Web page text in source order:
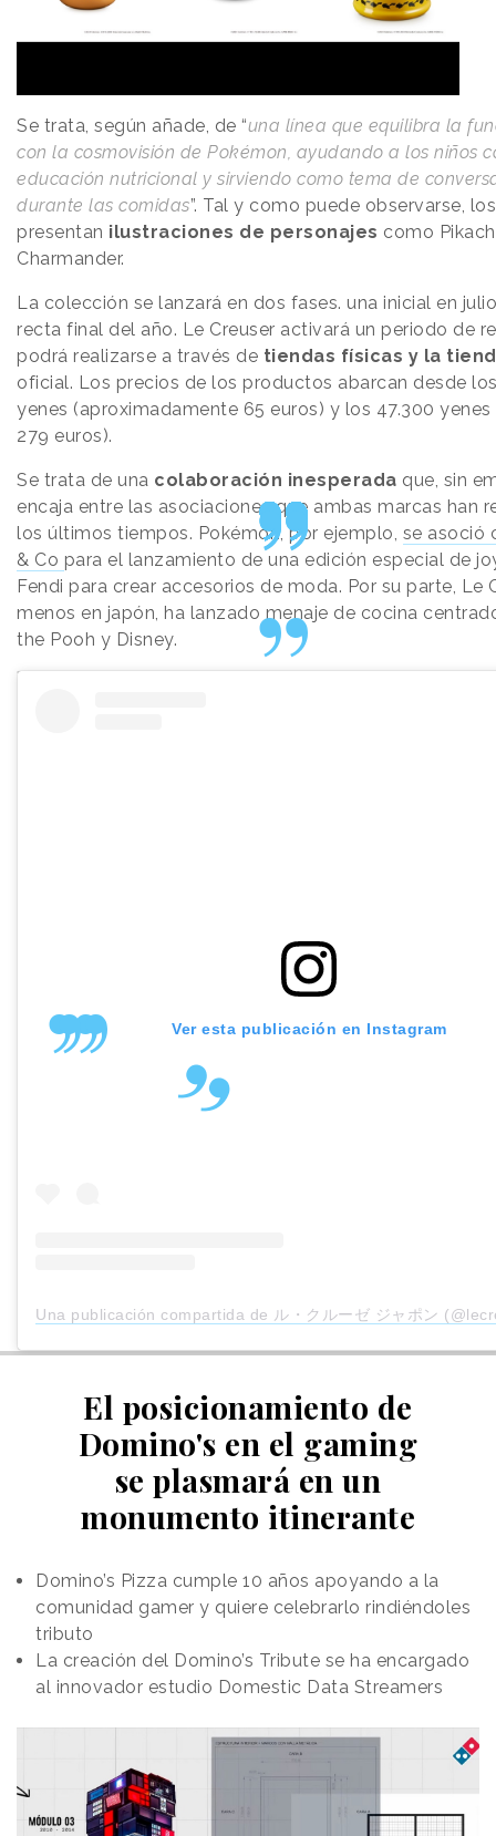
Se trata, según añade, de “una línea que equilibra la
con la cosmovisión de Pokémon, ayudando a los niños
educación nutricional y sirviendo como tema de
durante las comidas”. Tal y como puede observarse,
presentan ilustraciones de personajes como
Charmander.
La colección se lanzará en dos fases. una inicial en
recta final del año. Le Creuser activará un periodo de
podrá realizarse a través de tiendas físicas y la
oficial. Los precios de los productos abarcan desde
yenes (aproximadamente 65 euros) y los 47.300
279 euros).
Se trata de una colaboración inesperada que, sin
encaja entre las asociaciones que ambas marcas han
los últimos tiempos. Pokémon, por ejemplo, se asoció
& Co para el lanzamiento de una edición especial de
Fendi para crear accesorios de moda. Por su parte, Le
menos en japón, ha lanzado menaje de cocina
the Pooh y Disney.
Ver esta publicación en Instagram
Una publicación compartida de ル・クルーゼ ジャポン
El posicionamiento de
Domino's en el gaming
se plasmará en un
monumento itinerante
Domino’s Pizza cumple 10 años apoyando a la
comunidad gamer y quiere celebrarlo rindiéndoles
tributo
La creación del Domino’s Tribute se ha encargado
al innovador estudio Domestic Data Streamers